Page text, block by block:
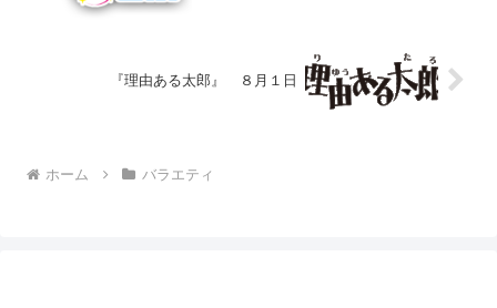
『理由ある太郎』 ８月１日
ホーム バラエティ